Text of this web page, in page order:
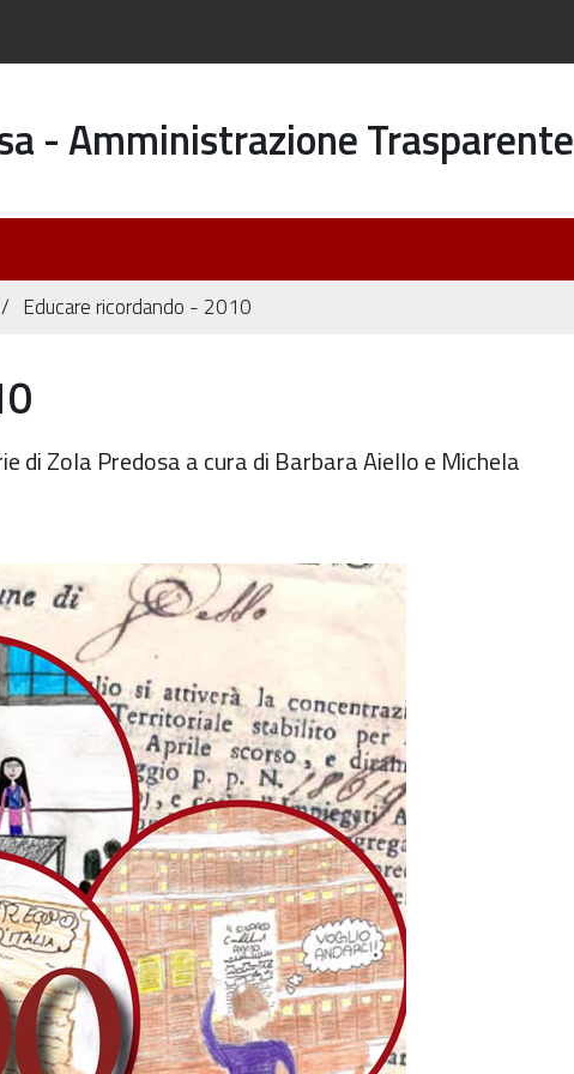
- Amministrazione Trasparente
Educare ricordando - 2010
di Zola Predosa a cura di Barbara Aiello e Michela